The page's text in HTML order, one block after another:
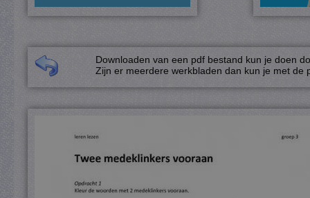
Downloaden van een pdf bestand kun je doen
Zijn er meerdere werkbladen dan kun je met de